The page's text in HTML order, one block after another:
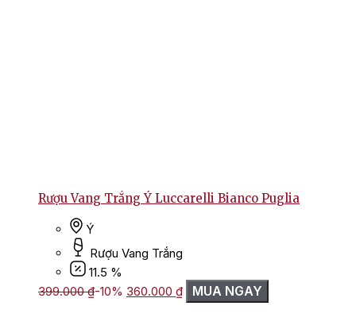
Rượu Vang Trắng Ý Luccarelli Bianco Puglia
Ý
Rượu Vang Trắng
11.5 %
399.000₫-10% Giá
gốc
360.000 ₫Giá
hiện
MUA NGAY